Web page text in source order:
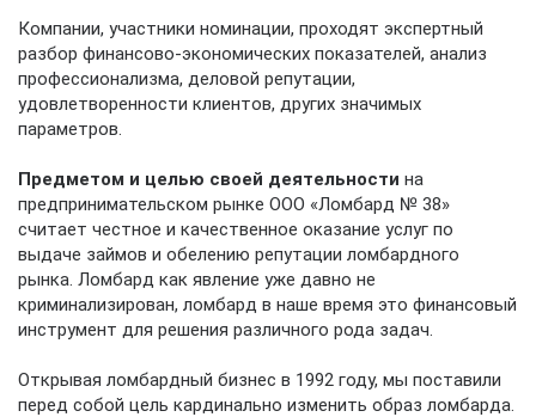
Компании, участники номинации, проходят экспертный
разбор финансово-экономических показателей, анализ
профессионализма, деловой репутации,
удовлетворенности клиентов, других значимых
параметров.
Предметом и целью своей деятельности на
предпринимательском рынке ООО «Ломбард № 38»
считает честное и качественное оказание услуг по
выдаче займов и обелению репутации ломбардного
рынка. Ломбард как явление уже давно не
криминализирован, ломбард в наше время это финансовый
инструмент для решения различного рода задач.
Открывая ломбардный бизнес в 1992 году, мы поставили
перед собой цель кардинально изменить образ ломбарда.